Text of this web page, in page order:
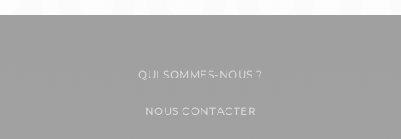
QUI SOMMES-NOUS ?
NOUS CONTACTER